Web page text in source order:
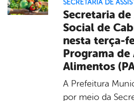
SECRETARIA DE
Secretaria de
Social de
nesta terça-
Programa de
Alimentos
A Prefeitura
por meio da